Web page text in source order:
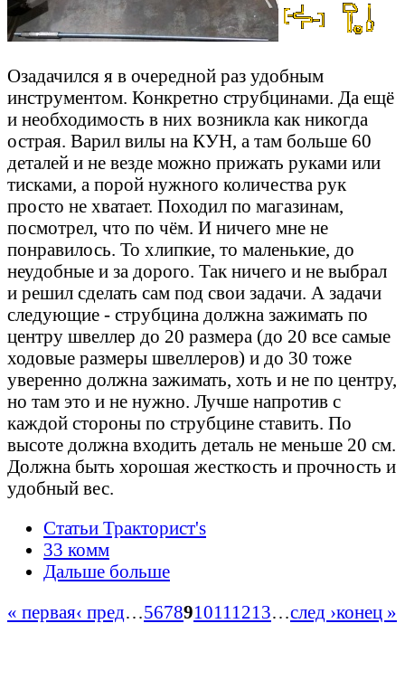
Озадачился я в очередной раз удобным
инструментом. Конкретно струбцинами. Да ещё
и необходимость в них возникла как никогда
острая. Варил вилы на КУН, а там больше 60
деталей и не везде можно прижать руками или
тисками, а порой нужного количества рук
просто не хватает. Походил по магазинам,
посмотрел, что по чём. И ничего мне не
понравилось. То хлипкие, то маленькие, до
неудобные и за дорого. Так ничего и не выбрал
и решил сделать сам под свои задачи. А задачи
следующие - струбцина должна зажимать по
центру швеллер до 20 размера (до 20 все самые
ходовые размеры швеллеров) и до 30 тоже
уверенно должна зажимать, хоть и не по центру,
но там это и не нужно. Лучше напротив с
каждой стороны по струбцине ставить. По
высоте должна входить деталь не меньше 20 см.
Должна быть хорошая жесткость и прочность и
удобный вес.
Статьи Тракторист's
33 комм
Дальше больше
« первая‹ пред…567891011 1213…след ›конец »